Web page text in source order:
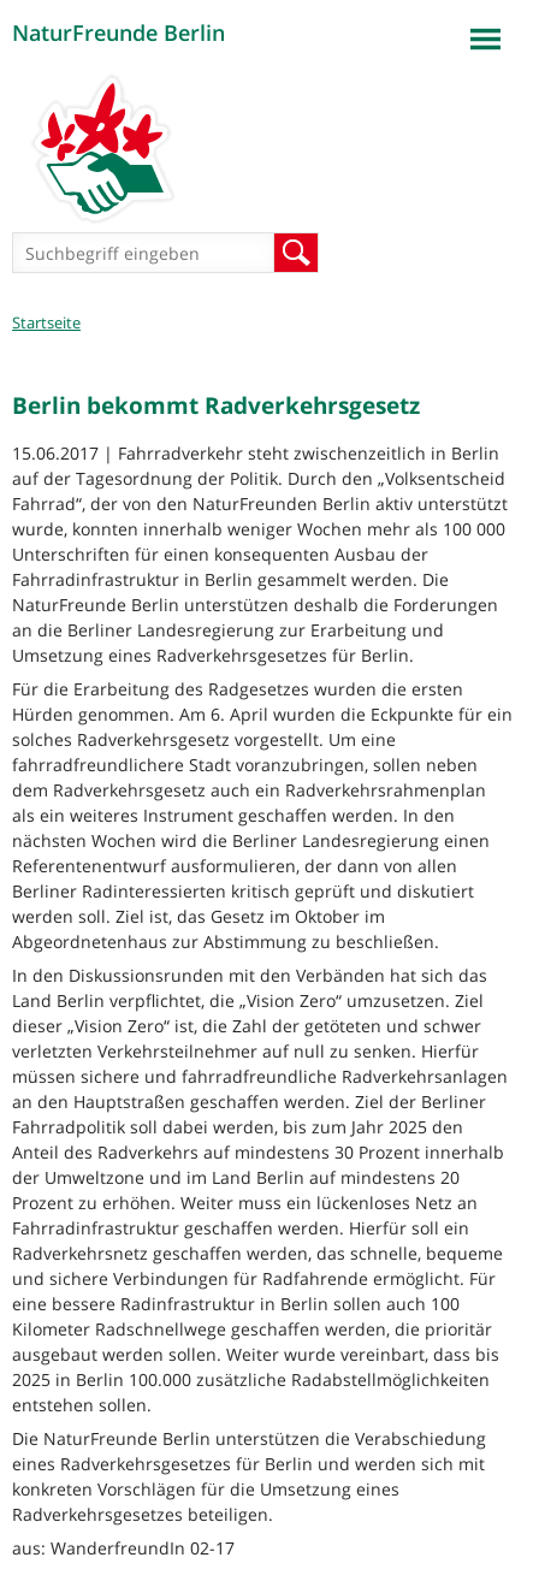
NaturFreunde Berlin
Suchformular
Sie
Startseite
Berlin bekommt Radverkehrsgesetz
15.06.2017 | Fahrradverkehr steht zwischenzeitlich in Berlin
auf der Tagesordnung der Politik. Durch den „Volksentscheid
Fahrrad“, der von den NaturFreunden Berlin aktiv unterstützt
wurde, konnten innerhalb weniger Wochen mehr als 100 000
Unterschriften für einen konsequenten Ausbau der
Fahrradinfrastruktur in Berlin gesammelt werden. Die
NaturFreunde Berlin unterstützen deshalb die Forderungen
an die Berliner Landesregierung zur Erarbeitung und
Umsetzung eines Radverkehrsgesetzes für Berlin.
Für die Erarbeitung des Radgesetzes wurden die ersten
Hürden genommen. Am 6. April wurden die Eckpunkte für ein
solches Radverkehrsgesetz vorgestellt. Um eine
fahrradfreundlichere Stadt voranzubringen, sollen neben
dem Radverkehrsgesetz auch ein Radverkehrsrahmenplan
als ein weiteres Instrument geschaffen werden. In den
nächsten Wochen wird die Berliner Landesregierung einen
Referentenentwurf ausformulieren, der dann von allen
Berliner Radinteressierten kritisch geprüft und diskutiert
werden soll. Ziel ist, das Gesetz im Oktober im
Abgeordnetenhaus zur Abstimmung zu beschließen.
In den Diskussionsrunden mit den Verbänden hat sich das
Land Berlin verpflichtet, die „Vision Zero“ umzusetzen. Ziel
dieser „Vision Zero“ ist, die Zahl der getöteten und schwer
verletzten Verkehrsteilnehmer auf null zu senken. Hierfür
müssen sichere und fahrradfreundliche Radverkehrsanlagen
an den Hauptstraßen geschaffen werden. Ziel der Berliner
Fahrradpolitik soll dabei werden, bis zum Jahr 2025 den
Anteil des Radverkehrs auf mindestens 30 Prozent innerhalb
der Umweltzone und im Land Berlin auf mindestens 20
Prozent zu erhöhen. Weiter muss ein lückenloses Netz an
Fahrradinfrastruktur geschaffen werden. Hierfür soll ein
Radverkehrsnetz geschaffen werden, das schnelle, bequeme
und sichere Verbindungen für Radfahrende ermöglicht. Für
eine bessere Radinfrastruktur in Berlin sollen auch 100
Kilometer Radschnellwege geschaffen werden, die prioritär
ausgebaut werden sollen. Weiter wurde vereinbart, dass bis
2025 in Berlin 100.000 zusätzliche Radabstellmöglichkeiten
entstehen sollen.
Die NaturFreunde Berlin unterstützen die Verabschiedung
eines Radverkehrsgesetzes für Berlin und werden sich mit
konkreten Vorschlägen für die Umsetzung eines
Radverkehrsgesetzes beteiligen.
aus: WanderfreundIn 02-17